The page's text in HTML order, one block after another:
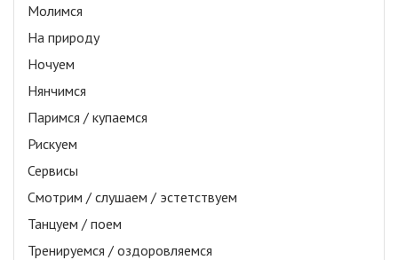
Молимся
На природу
Ночуем
Нянчимся
Паримся / купаемся
Рискуем
Сервисы
Смотрим / слушаем / эстетствуем
Танцуем / поем
Тренируемся / оздоровляемся